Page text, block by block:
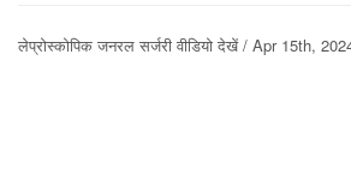
लेप्रोस्कोपिक जनरल सर्जरी वीडियो देखें / Apr 15th,